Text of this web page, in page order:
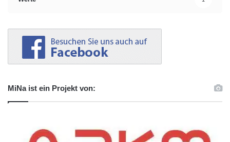
MiNa ist ein Projekt von: